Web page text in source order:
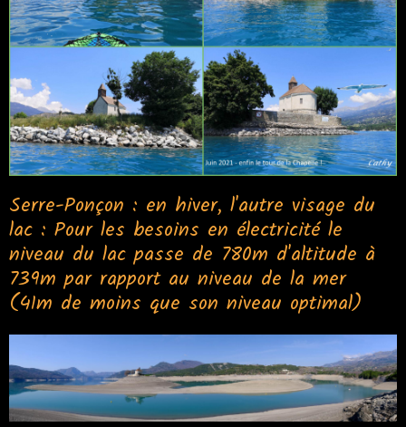
Serre-Ponçon : en hiver, l'autre visage du
lac : Pour les besoins en électricité le
niveau du lac passe de 780m d'altitude à
739m par rapport au niveau de la mer
(41m de moins que son niveau optimal)